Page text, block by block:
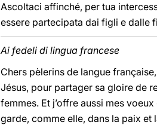
Ascoltaci affinché, per tua
essere partecipata dai figli e dalle
Ai fedeli di lingua francese
Chers pèlerins de langue
Jésus, pour partager sa gloire de
femmes. Et j’offre aussi mes
garde, comme elle, dans la paix et